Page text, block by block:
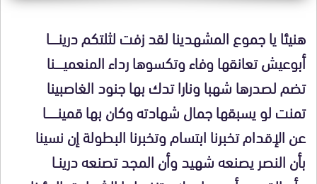
هنيئا يا جموع المشهدينا لقد زفت لثلتكم درينــــــا
أبوعيش تعانقها وفاء وتكسوها رداء المنعميــــــنا
تضم لصدرها شهبا ونارا تدك بها جنود الغاصبينا
تمنت لو يسبقها جمال شهادته وكان بها قمينــــــــا
عن الإقدام تخبرنا ابتسام وتخبرنا البطولة إن نسينا
بأن النصر يصنعه شهيد وأن المجد تصنعه درينــا